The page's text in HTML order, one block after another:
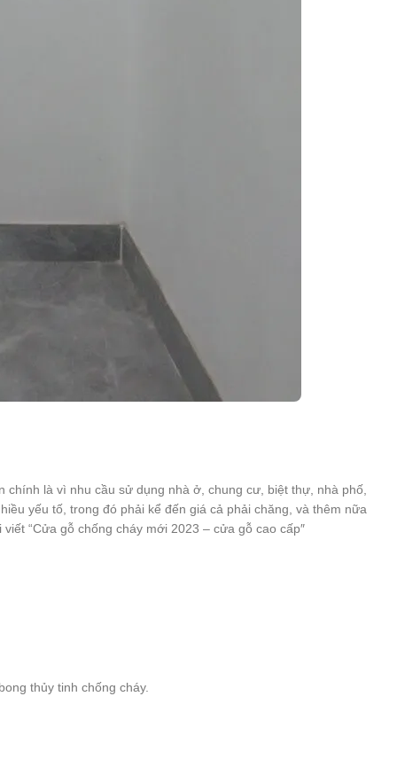
là vì nhu cầu sử dụng nhà ở, chung cư, biệt thự, nhà phố,
yếu tố, trong đó phải kể đến giá cả phải chăng, và thêm nữa
“Cửa gỗ chống cháy mới 2023 – cửa gỗ cao cấp″
thủy tinh chống cháy.